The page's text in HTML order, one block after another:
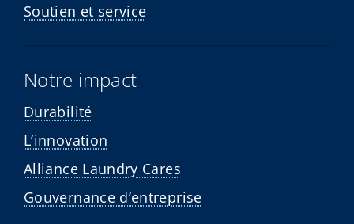
Soutien et service
Notre impact
Durabilité
L’innovation
Alliance Laundry Cares
Gouvernance d’entreprise